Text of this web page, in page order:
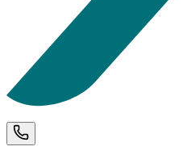
Téléphone et horaires d'ouverture